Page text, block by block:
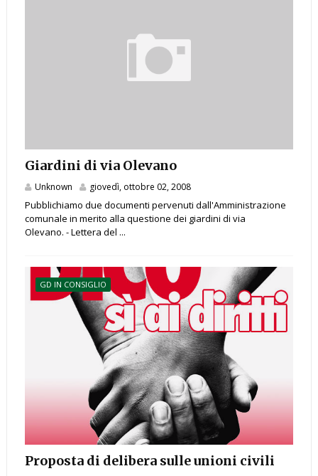
Giardini di via Olevano
Unknown giovedì, ottobre 02, 2008
Pubblichiamo due documenti pervenuti dall'Amministrazione
comunale in merito alla questione dei giardini di via
Olevano. - Lettera del ...
GD IN CONSIGLIO
Proposta di delibera sulle unioni civili